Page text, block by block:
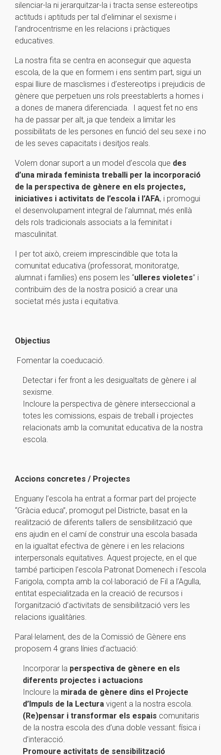
silenciar-la ni jerarquitzar-la i tracta sense estereotips
actituds i aptituds per tal d’eliminar el sexisme i
l’androcentrisme en les relacions i pràctiques
educatives.
La nostra fita se centra en aconseguir que aquesta
escola, de la que en formem i ens sentim part, sigui un
espai lliure de masclismes i d’estereotips i prejudicis de
gènere que perpetuen uns rols preestablerts a homes i
a dones de manera diferenciada. I aquest fet no ens
ha de passar per alt, ja que tendeix a limitar les
possibilitats de les persones en funció del seu sexe i no
de les seves capacitats i desitjos reals.
Volem donar suport a un model d’escola que des
d’una mirada feminista treballi per la incorporació
de la perspectiva de gènere en els projectes,
iniciatives i activitats de l’escola i l’AFA, i promogui
el desenvolupament integral de l’alumnat, més enllà
dels rols tradicionals associats a la feminitat i
masculinitat.
I per tot això, creiem imprescindible que tota la
comunitat educativa (professorat, monitoratge,
alumnat i famílies) ens posem les “ulleres violetes” i
contribuïm des de la nostra posició a crear una
societat més justa i equitativa.
Objectius
Fomentar la coeducació.
Detectar i fer front a les desigualtats de gènere i al
sexisme.
Incloure la perspectiva de gènere interseccional a
totes les comissions, espais de treball i projectes
relacionats amb la comunitat educativa de la nostra
escola.
Accions concretes / Projectes
Enguany l’escola ha entrat a formar part del projecte
“Gràcia educa”, promogut pel Districte, basat en la
realització de diferents tallers de sensibilització que
ens ajudin en el camí de construir una escola basada
en la igualtat efectiva de gènere i en les relacions
interpersonals equitatives. Aquest projecte, en el que
també participen l’escola Patronat Domenech i l’escola
Farigola, compta amb la col·laboració de Fil a l’Agulla,
entitat especialitzada en la creació de recursos i
l’organització d’activitats de sensibilització vers les
relacions igualitàries.
Paral·lelament, des de la Comissió de Gènere ens
proposem 4 grans línies d’actuació:
Incorporar la perspectiva de gènere en els
diferents projectes i actuacions
Incloure la mirada de gènere dins el Projecte
d’Impuls de la Lectura vigent a la nostra escola.
(Re)pensar i transformar els espais comunitaris
de la nostra escola des d’una doble vessant: física i
d’interacció.
Promoure activitats de sensibilització